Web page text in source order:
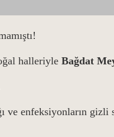
halleriyle Bağdat
ve enfeksiyonların gizli